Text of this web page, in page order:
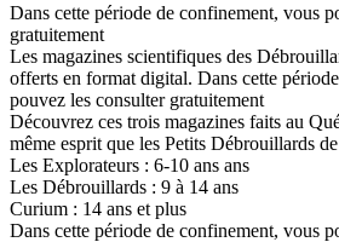
Dans cette période de confinement, vous
gratuitement
Les magazines scientifiques des
offerts en format digital. Dans cette
pouvez les consulter gratuitement
Découvrez ces trois magazines faits au
même esprit que les Petits Débrouillards
Les Explorateurs : 6-10 ans ans
Les Débrouillards : 9 à 14 ans
Curium : 14 ans et plus
Dans cette période de confinement, vous